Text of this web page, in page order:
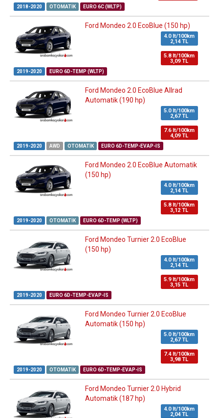
2018-2020 OTOMATIK EURO 6C (WLTP)
Ford Mondeo 2.0 EcoBlue (150 hp)
4.0 lt/100km
2,14 TL
5.8 lt/100km
3,09 TL
2019-2020 EURO 6D-TEMP (WLTP)
Ford Mondeo 2.0 EcoBlue Allrad
Automatik (190 hp)
5.0 lt/100km
2,67 TL
7.6 lt/100km
4,09 TL
2019-2020 AWD OTOMATIK EURO 6D-TEMP-EVAP-IS
Ford Mondeo 2.0 EcoBlue Automatik
(150 hp)
4.0 lt/100km
2,14 TL
5.8 lt/100km
3,12 TL
2019-2020 OTOMATIK EURO 6D-TEMP (WLTP)
Ford Mondeo Turnier 2.0 EcoBlue
(150 hp)
4.0 lt/100km
2,14 TL
5.9 lt/100km
3,15 TL
2019-2020 EURO 6D-TEMP-EVAP-IS
Ford Mondeo Turnier 2.0 EcoBlue
Automatik (150 hp)
5.0 lt/100km
2,67 TL
7.4 lt/100km
3,98 TL
2019-2020 OTOMATIK EURO 6D-TEMP-EVAP-IS
Ford Mondeo Turnier 2.0 Hybrid
Automatik (187 hp)
4.0 lt/100km
2,04 TL